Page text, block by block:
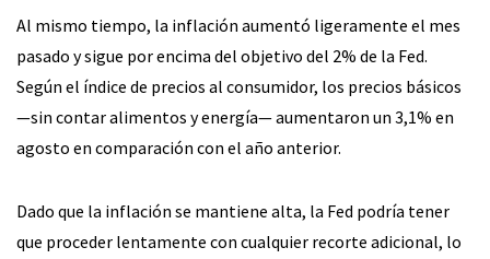
Al mismo tiempo, la inflación aumentó ligeramente el mes
pasado y sigue por encima del objetivo del 2% de la Fed.
Según el índice de precios al consumidor, los precios básicos
—sin contar alimentos y energía— aumentaron un 3,1% en
agosto en comparación con el año anterior.
Dado que la inflación se mantiene alta, la Fed podría tener
que proceder lentamente con cualquier recorte adicional, lo